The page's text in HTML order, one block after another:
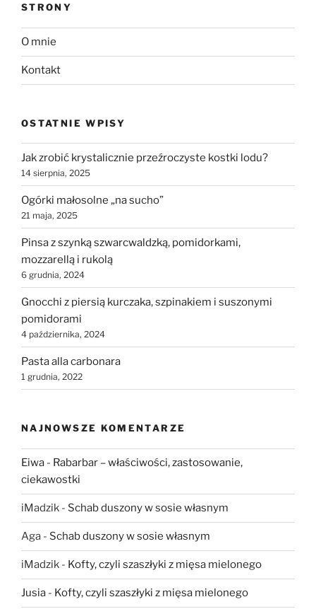
STRONY
O mnie
Kontakt
OSTATNIE WPISY
Jak zrobić krystalicznie przeźroczyste kostki lodu?
14 sierpnia, 2025
Ogórki małosolne „na sucho”
21 maja, 2025
Pinsa z szynką szwarcwaldzką, pomidorkami,
mozzarellą i rukolą
6 grudnia, 2024
Gnocchi z piersią kurczaka, szpinakiem i suszonymi
pomidorami
4 października, 2024
Pasta alla carbonara
1 grudnia, 2022
NAJNOWSZE KOMENTARZE
Eiwa - Rabarbar – właściwości, zastosowanie,
ciekawostki
iMadzik - Schab duszony w sosie własnym
Aga - Schab duszony w sosie własnym
iMadzik - Kofty, czyli szaszłyki z mięsa mielonego
Jusia - Kofty, czyli szaszłyki z mięsa mielonego